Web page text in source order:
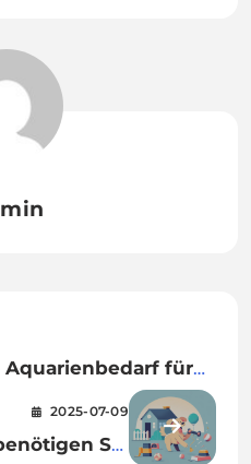
Aquarienbedarf für
2025-07-09
Sie